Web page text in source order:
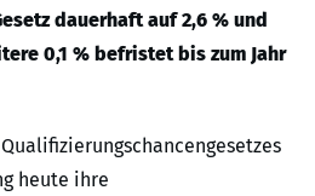
dauerhaft auf 2,6 % und
0,1 % befristet bis zum Jahr
heute ihre